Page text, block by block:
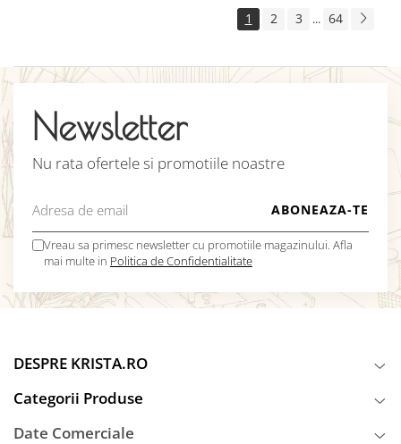
1 2 3 ... 64
Newsletter
Nu rata ofertele si promotiile noastre
Vreau sa primesc newsletter cu promotiile magazinului. Afla
mai multe in Politica de Confidentialitate
DESPRE KRISTA.RO
Categorii Produse
Date Comerciale